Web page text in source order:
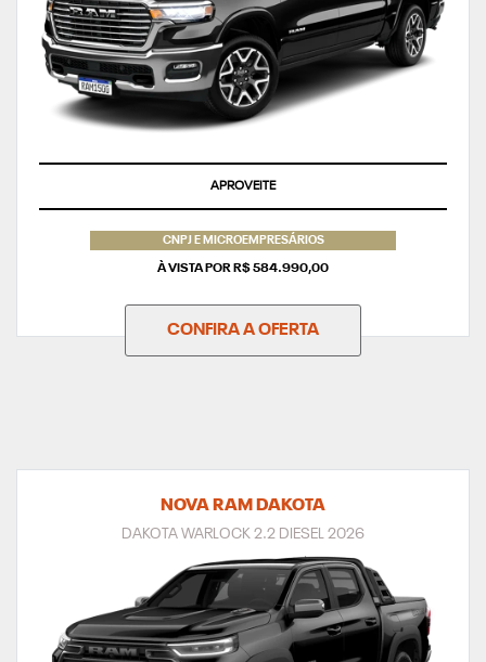
APROVEITE
CNPJ E MICROEMPRESÁRIOS
À VISTA POR R$ 584.990,00
CONFIRA A OFERTA
NOVA RAM DAKOTA
DAKOTA WARLOCK 2.2 DIESEL 2026